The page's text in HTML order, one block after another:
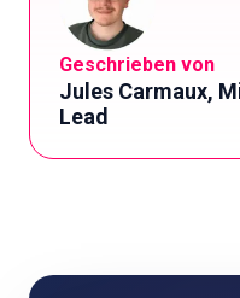
Geschrieben von
Jules Carmaux,
Lead